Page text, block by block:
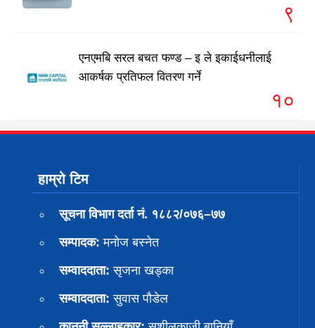
९
एनएमबि सरल बचत फण्ड – इ ले इकाईधनीलाई
आकर्षक प्रतिफल वितरण गर्ने
१०
हाम्रो टिम
सूचना विभाग दर्ता नं. १८८२/०७६–७७
सम्पादक: मनोज बस्नेत
सम्वाददाता: सृजना खड्का
सम्वाददाता: सुवास पाैडेल